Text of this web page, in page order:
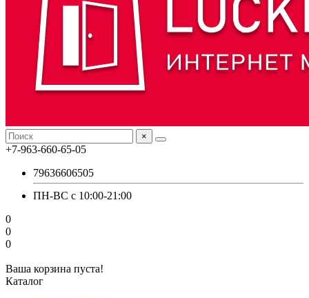
×
+7-963-660-65-05
79636606505
ПН-ВС с 10:00-21:00
0
0
0
Ваша корзина пуста!
Каталог